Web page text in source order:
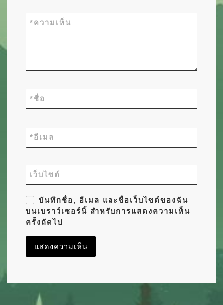
ความเห็น
*
ชื่อ
*
อีเมล
*
เว็บไซต์
บันทึกชื่อ, อีเมล และชื่อเว็บไซต์ของฉัน
บนเบราว์เซอร์นี้ สำหรับการแสดงความเห็น
ครั้งถัดไป